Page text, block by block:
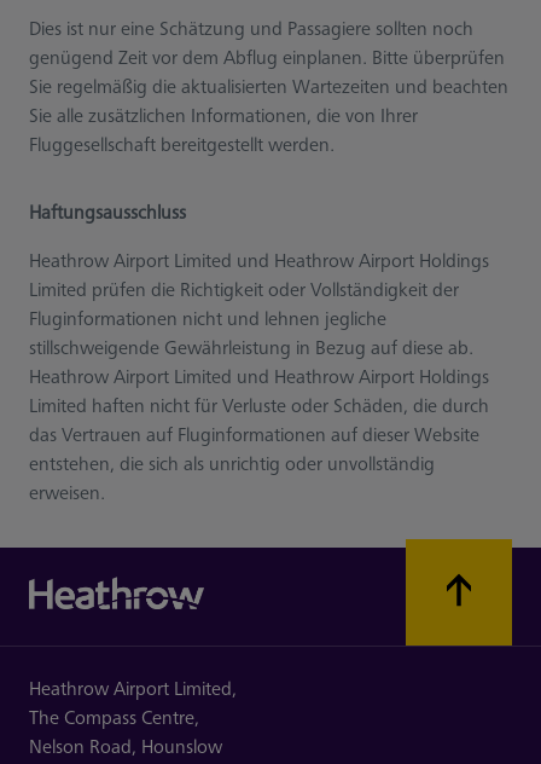
Dies ist nur eine Schätzung und Passagiere sollten noch
genügend Zeit vor dem Abflug einplanen. Bitte überprüfen
Sie regelmäßig die aktualisierten Wartezeiten und beachten
Sie alle zusätzlichen Informationen, die von Ihrer
Fluggesellschaft bereitgestellt werden.
Haftungsausschluss
Heathrow Airport Limited und Heathrow Airport Holdings
Limited prüfen die Richtigkeit oder Vollständigkeit der
Fluginformationen nicht und lehnen jegliche
stillschweigende Gewährleistung in Bezug auf diese ab.
Heathrow Airport Limited und Heathrow Airport Holdings
Limited haften nicht für Verluste oder Schäden, die durch
das Vertrauen auf Fluginformationen auf dieser Website
entstehen, die sich als unrichtig oder unvollständig
erweisen.
Heathrow Airport Limited,
The Compass Centre,
Nelson Road, Hounslow